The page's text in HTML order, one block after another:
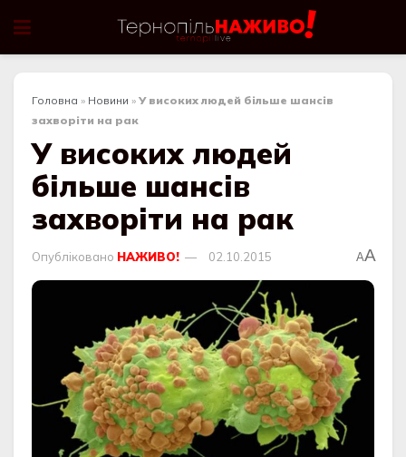
Головна » Новини » У високих людей більше шансів
захворіти на рак
У високих людей
більше шансів
захворіти на рак
Опубліковано НАЖИВО! 02.10.2015 AA